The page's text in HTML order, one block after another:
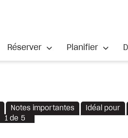
Réserver Planifier
Notes importantes Idéal pour
1 de 5